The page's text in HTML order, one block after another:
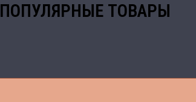
ПОПУЛЯРНЫЕ ТОВАРЫ